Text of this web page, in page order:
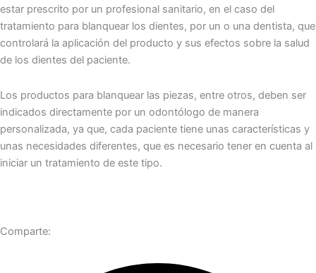
estar prescrito por un profesional sanitario, en el caso del
tratamiento para blanquear los dientes, por un o una dentista, que
controlará la aplicación del producto y sus efectos sobre la salud
de los dientes del paciente.
Los productos para blanquear las piezas, entre otros, deben ser
indicados directamente por un odontólogo de manera
personalizada, ya que, cada paciente tiene unas características y
unas necesidades diferentes, que es necesario tener en cuenta al
iniciar un tratamiento de este tipo.
Comparte: